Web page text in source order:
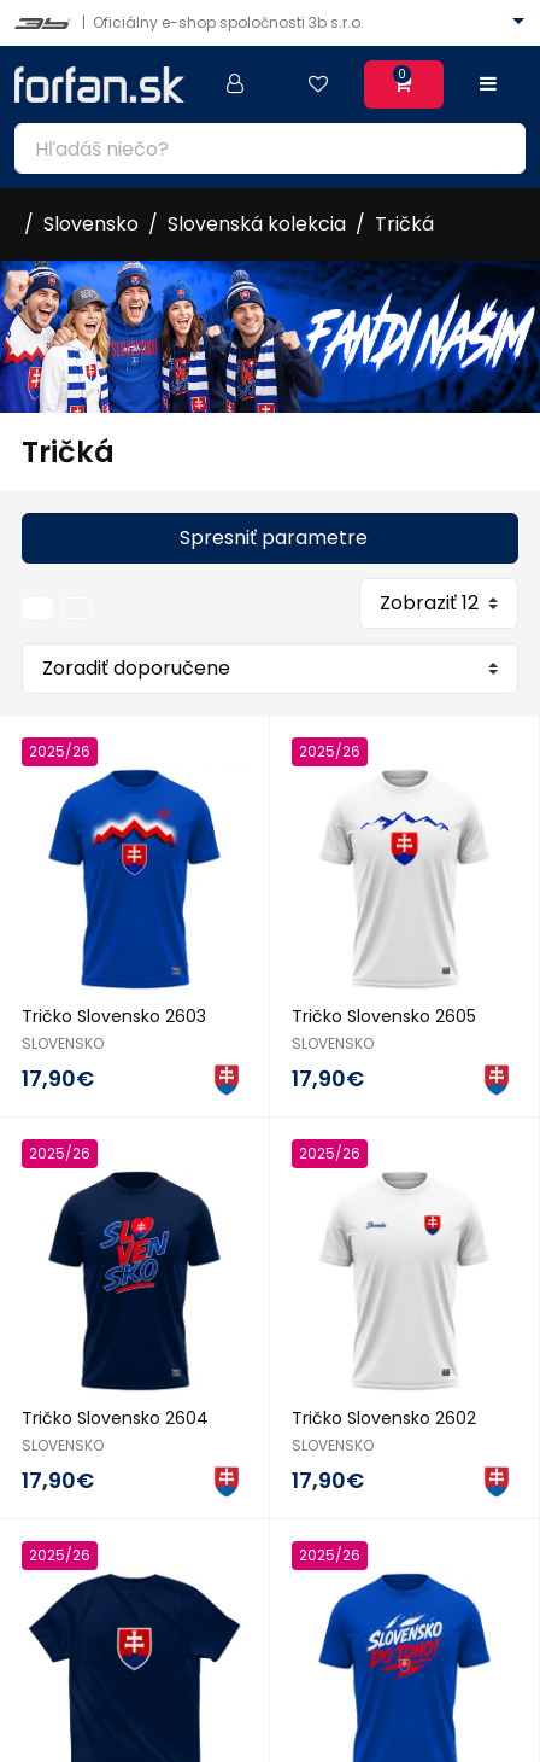
| Oficiálny e-shop spoločnosti 3b s.r.o.
0
Slovensko Slovenská kolekcia Tričká
Tričká
Spresniť parametre
2025/26
Tričko Slovensko 2603
SLOVENSKO
17,90€
2025/26
Tričko Slovensko 2605
SLOVENSKO
17,90€
2025/26
Tričko Slovensko 2604
SLOVENSKO
17,90€
2025/26
Tričko Slovensko 2602
SLOVENSKO
17,90€
2025/26 2025/26